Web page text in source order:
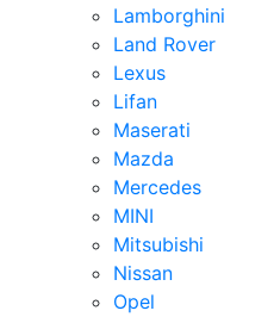
Lamborghini
Land Rover
Lexus
Lifan
Maserati
Mazda
Mercedes
MINI
Mitsubishi
Nissan
Opel